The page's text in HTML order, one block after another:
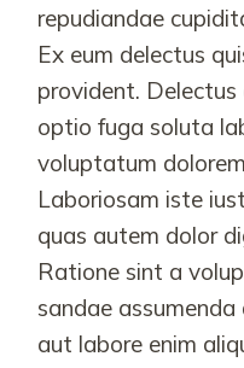
repudiandae
Ex eum delectus
provident. Delectus
optio fuga soluta
voluptatum
Laboriosam iste
quas autem dolor
Ratione sint a
sandae
aut labore enim